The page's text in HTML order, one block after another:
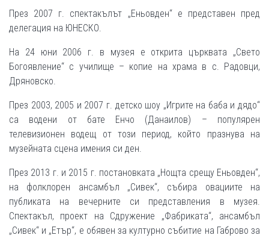
През 2007 г. спектакълът „Еньовден“ е представен пред
делегация на ЮНЕСКО.
На 24 юни 2006 г. в музея е открита църквата „Свето
Богоявление“ с училище – копие на храма в с. Радовци,
Дряновско.
През 2003, 2005 и 2007 г. детско шоу „Игрите на баба и дядо“
са водени от бате Енчо (Данаилов) – популярен
телевизионен водещ от този период, който празнува на
музейната сцена имения си ден.
През 2013 г. и 2015 г. постановката „Нощта срещу Еньовден“,
на фолклорен ансамбъл „Сивек“, събира овациите на
публиката на вечерните си представления в музея.
Спектакъл, проект на Сдружение „Фабриката“, ансамбъл
„Сивек“ и „Етър“, е обявен за културно събитие на Габрово за